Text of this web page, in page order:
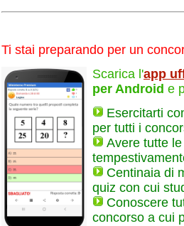
Ti stai preparando per un
Scarica l'app
per Android e
Esercitarti
per tutti i
Avere tutte
Centinaia di
quiz con cui
Conoscere
concorso a cui